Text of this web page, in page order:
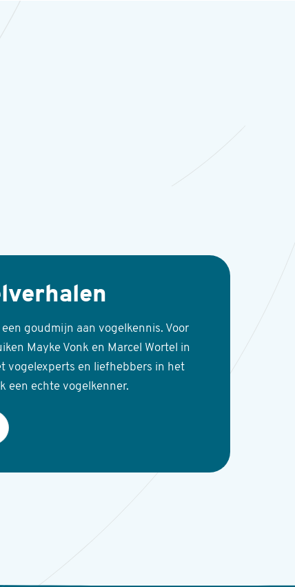
goudmijn aan vogelkennis. Voor
Mayke Vonk en Marcel Wortel in
vogelexperts en liefhebbers in het
een echte vogelkenner.